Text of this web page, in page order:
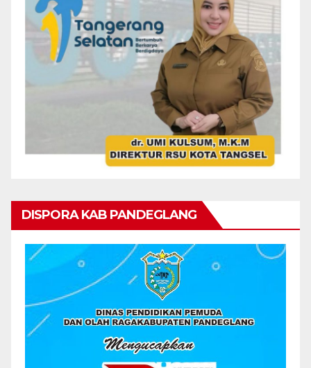
DISPORA KAB PANDEGLANG